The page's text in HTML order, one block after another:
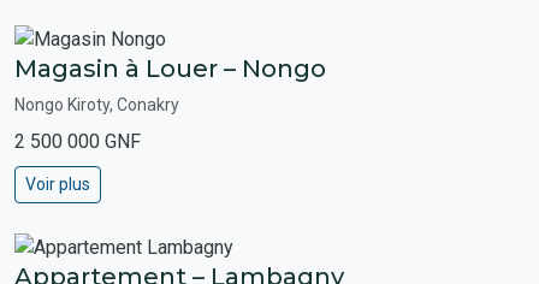
Magasin à Louer – Nongo
Nongo Kiroty, Conakry
2 500 000 GNF
Voir plus
Appartement – Lambagny